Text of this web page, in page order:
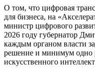
О том, что цифровая
для бизнеса, на
министр цифрового
2026 году губернатор
каждым органом власти
решение и минимум одно
искусственного